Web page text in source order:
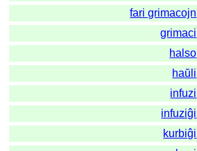
fari grimacojn
grimaci
halso
haŭli
infuzi
infuziĝi
kurbiĝi